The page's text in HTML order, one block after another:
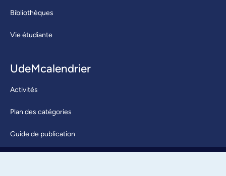
Bibliothèques
Vie étudiante
UdeMcalendrier
Activités
Plan des catégories
Guide de publication